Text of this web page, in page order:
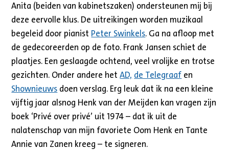
Anita (beiden van kabinetszaken) ondersteunen mij bij
deze eervolle klus. De uitreikingen worden muzikaal
begeleid door pianist Peter Swinkels. Ga na afloop met
de gedecoreerden op de foto. Frank Jansen schiet de
plaatjes. Een geslaagde ochtend, veel vrolijke en trotse
gezichten. Onder andere hetAD, de Telegraaf en
Shownieuws doen verslag. Erg leuk dat ik na een kleine
vijftig jaar alsnog Henk van der Meijden kan vragen zijn
boek ‘Privé over privé’ uit 1974 – dat ik uit de
nalatenschap van mijn favoriete Oom Henk en Tante
Annie van Zanen kreeg – te signeren.